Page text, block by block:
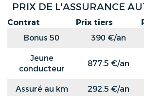
PRIX DE L'ASSURANCE
Contrat Prix tiers
Bonus 50
390 €/an
Jeune
conducteur
877.5 €/an
Assuré au km 292.5 €/an